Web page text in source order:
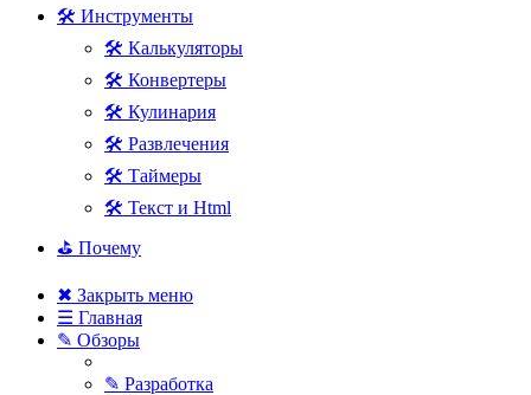
🛠 Инструменты
🛠 Калькуляторы
🛠 Конвертеры
🛠 Кулинария
🛠 Развлечения
🛠 Таймеры
🛠 Текст и Html
⛳ Почему
✖ Закрыть меню
☰ Главная
✎ Обзоры
✎ Разработка